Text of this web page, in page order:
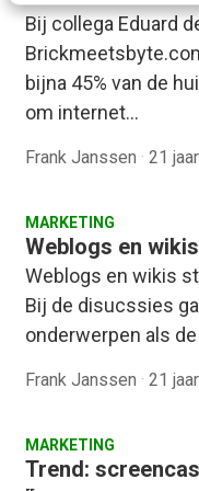
Bij collega Eduard
bijna 45% van de
om internet…
Frank Janssen · 21
MARKETING
Weblogs en
Weblogs en wikis
Bij de disucssies
onderwerpen als
Frank Janssen · 21
MARKETING
Trend: